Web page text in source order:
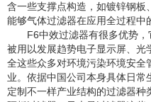
含一些支撑点构造，如镀锌钢板
能够气体过滤器在应用全过程中
F6中效过滤器有很多优势
被用以发展趋势电子显示屏、
全这些众多对环境污染环境安
业。依据中国公司本身具体日
定制不一样产业结构的过滤器